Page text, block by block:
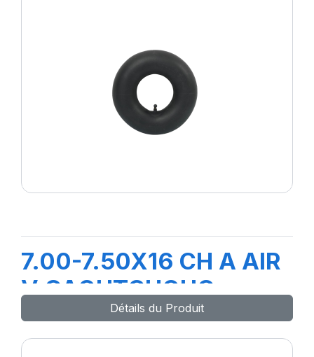
7.00-7.50X16 CH A AIR
V CAOUTCHOUC
Détails du Produit